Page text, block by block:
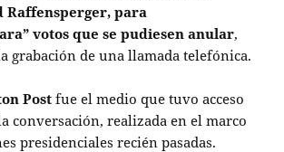
Raffensperger, para
votos que se pudiesen anular,
grabación de una llamada telefónica.
Post fue el medio que tuvo acceso
conversación, realizada en el marco
presidenciales recién pasadas.